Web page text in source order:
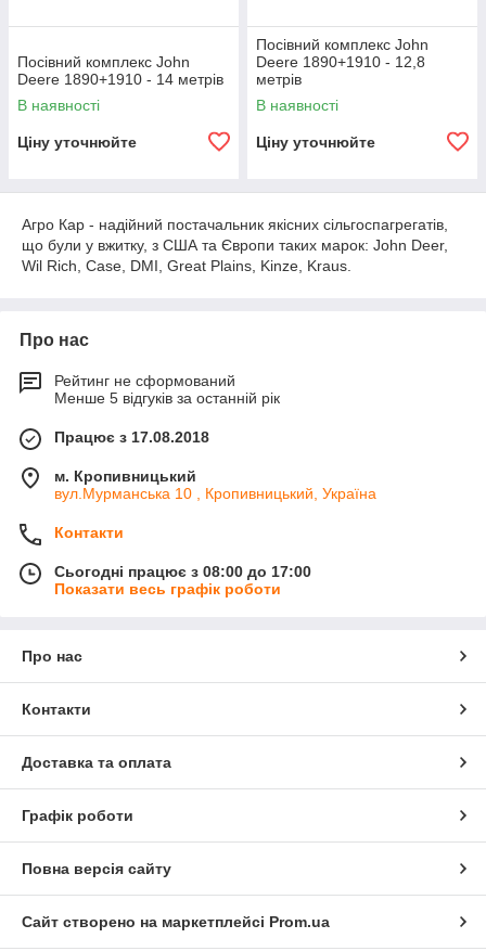
Посівний комплекс John
Deere 1890+1910 - 14 метрів
В наявності
Ціну уточнюйте
Посівний комплекс John
Deere 1890+1910 - 12,8
метрів
В наявності
Ціну уточнюйте
Агро Кар - надійний постачальник якісних сільгоспагрегатів,
що були у вжитку, з США та Європи таких марок: John Deer,
Wil Rich, Case, DMI, Great Plains, Kinze, Kraus.
Про нас
Рейтинг не сформований
Менше 5 відгуків за останній рік
Працює з 17.08.2018
м. Кропивницький
вул.Мурманська 10 , Кропивницький, Україна
Контакти
Сьогодні працює з 08:00 до 17:00
Показати весь графік роботи
Про нас
Контакти
Доставка та оплата
Графік роботи
Повна версія сайту
Сайт створено на маркетплейсі Prom.ua